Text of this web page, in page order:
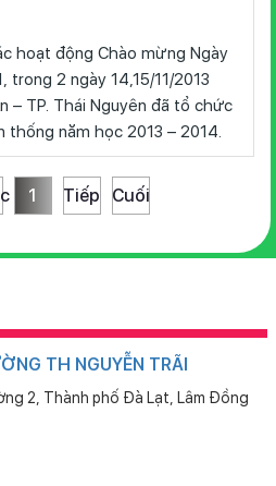
hoạt động Chào mừng Ngày
trong 2 ngày 14,15/11/2013
– TP. Thái Nguyên đã tổ chức
thống năm học 2013 – 2014.
1 Tiếp Cuối
TH NGUYỄN TRÃI
2, Thành phố Đà Lạt, Lâm Đồng